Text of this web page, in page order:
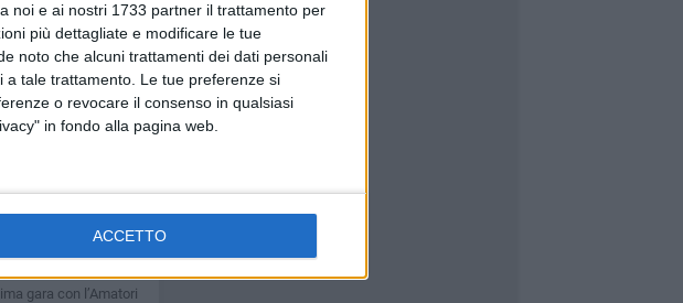
noi e ai nostri 1733 partner il trattamento per
più dettagliate e modificare le tue
noto che alcuni trattamenti dei dati personali
tale trattamento. Le tue preferenze si
o revocare il consenso in qualsiasi
in fondo alla pagina web.
ACCETTO
Panunzio–
vincono al
gara con l’Amatori